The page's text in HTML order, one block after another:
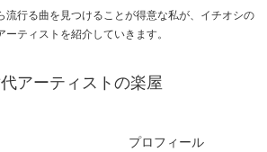
流行る曲を見つけることが得意な私が、イチオシの
ーティストを紹介していきます。
アーティストの楽屋
プロフィール